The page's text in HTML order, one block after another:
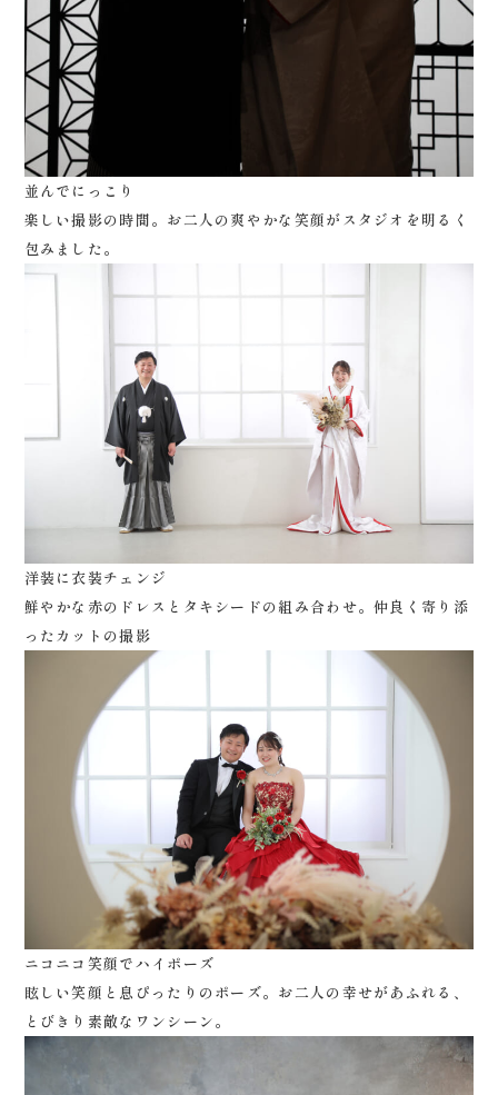
並んでにっこり
楽しい撮影の時間。お二人の爽やかな笑顔がスタジオを明るく
包みました。
洋装に衣装チェンジ
鮮やかな赤のドレスとタキシードの組み合わせ。仲良く寄り添
ったカットの撮影
ニコニコ笑顔でハイポーズ
眩しい笑顔と息ぴったりのポーズ。お二人の幸せがあふれる、
とびきり素敵なワンシーン。